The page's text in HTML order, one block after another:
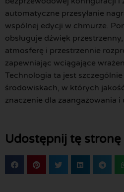
automatyczne przesyłanie
wspólnej edycji w chmurze.
obsługuje dźwięk
atmosferę i przestrzennie
zapewniając wciągające
Technologia ta jest
środowiskach, w których
znaczenie dla zaangażowania i
Udostępnij tę stronę